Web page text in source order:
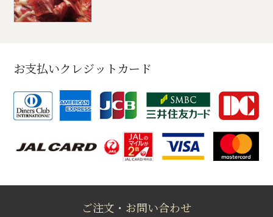
お支払いクレジットカード
ご注文・お問い合わせ